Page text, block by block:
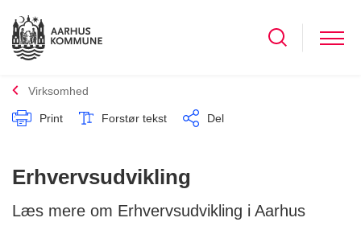
Virksomhed
Print Forstør tekst Del
Erhvervsudvikling
Læs mere om Erhvervsudvikling i Aarhus